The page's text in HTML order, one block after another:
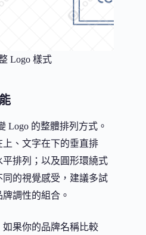
Logo 樣式
Logo 的整體排列方式。
、文字在下的垂直排
排列；以及圓形環繞式
的視覺感受，建議多試
調性的組合。
果你的品牌名稱比較